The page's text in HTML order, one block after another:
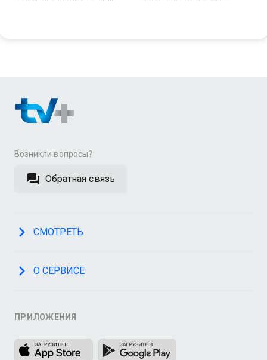
Возникли вопросы?
Обратная связь
СМОТРЕТЬ
О СЕРВИСЕ
ПРИЛОЖЕНИЯ